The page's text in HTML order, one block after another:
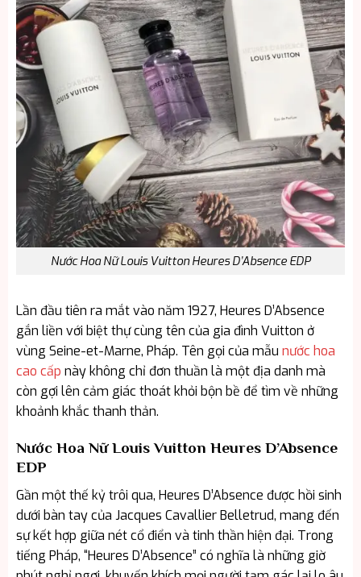
Nước Hoa Nữ Louis Vuitton Heures D’Absence EDP
Lần đầu tiên ra mắt vào năm 1927, Heures D’Absence
gắn liền với biệt thự cùng tên của gia đình Vuitton ở
vùng Seine-et-Marne, Pháp. Tên gọi của mẫu nước hoa
cao cấp này không chỉ đơn thuần là một địa danh mà
còn gợi lên cảm giác thoát khỏi bộn bề để tìm về những
khoảnh khắc thanh thản.
Nước Hoa Nữ Louis Vuitton Heures D’Absence
EDP
Gần một thế kỷ trôi qua, Heures D’Absence được hồi sinh
dưới bàn tay của Jacques Cavallier Belletrud, mang đến
sự kết hợp giữa nét cổ điển và tinh thần hiện đại. Trong
tiếng Pháp, “Heures D’Absence” có nghĩa là những giờ